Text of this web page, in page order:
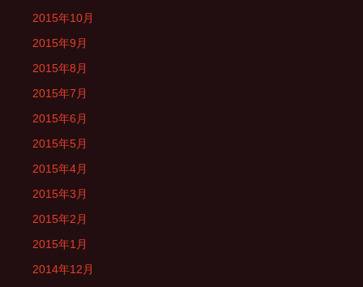
2015年10月
2015年9月
2015年8月
2015年7月
2015年6月
2015年5月
2015年4月
2015年3月
2015年2月
2015年1月
2014年12月